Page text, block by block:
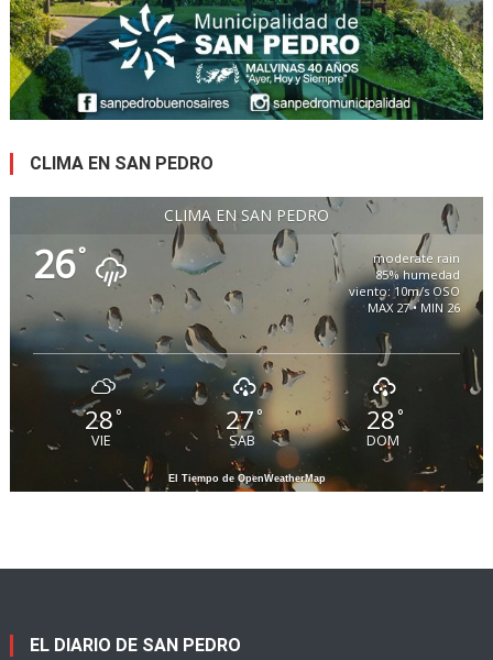
CLIMA EN SAN PEDRO
CLIMA EN SAN PEDRO
26°
moderate rain
85% humedad
viento: 10m/s OSO
MAX 27 • MIN 26
28°
VIE
27 °
SAB
28°
DOM
El Tiempo de OpenWeatherMap
EL DIARIO DE SAN PEDRO